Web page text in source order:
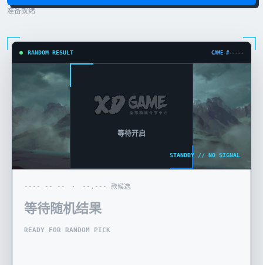
准备就绪
RANDOM RESULT GAME #-----
等待开启
STANDBY // NO SIGNAL
---- -- -- · --,--- 款候选
等待随机结果
READY FOR RANDOM PICK